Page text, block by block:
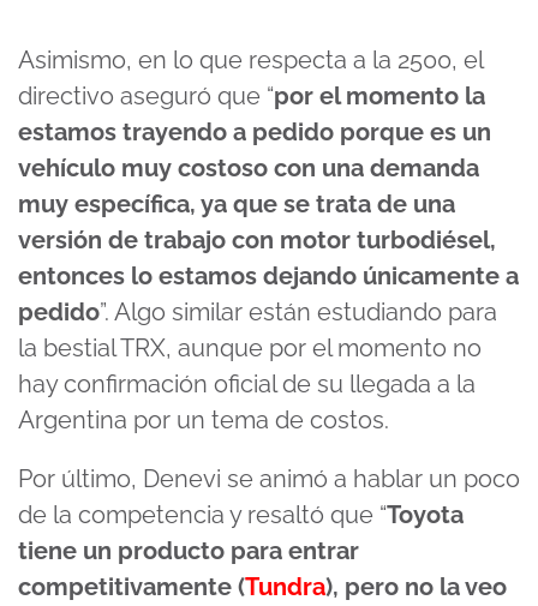
Asimismo, en lo que respecta a la 2500, el
directivo aseguró que “por el momento la
estamos trayendo a pedido porque es un
vehículo muy costoso con una demanda
muy específica, ya que se trata de una
versión de trabajo con motor turbodiésel,
entonces lo estamos dejando únicamente a
pedido”. Algo similar están estudiando para
la bestial TRX, aunque por el momento no
hay confirmación oficial de su llegada a la
Argentina por un tema de costos.
Por último, Denevi se animó a hablar un poco
de la competencia y resaltó que “Toyota
tiene un producto para entrar
competitivamente (Tundra), pero no la veo